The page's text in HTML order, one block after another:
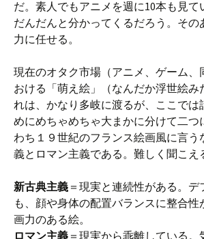
だ。素人でもアニメを週に10本も見
だんだんと分かってくるだろう。その
力に任せる。
現在のオタク市場（アニメ、ゲーム、
おける「萌え絵」（なんだか浮世絵み
れは、かなり多岐に渡るが、ここでは
めにめちゃめちゃ大まかに分けて二つ
わち１９世紀のフランス絵画風に言う
義とロマン主義である。難しく聞こえ
新古典主義 ＝現実と連続性がある。デ
も、顔や身体の配置バランスに整合性
画力のある絵。
ロマン主義 ＝現実から乖離している。